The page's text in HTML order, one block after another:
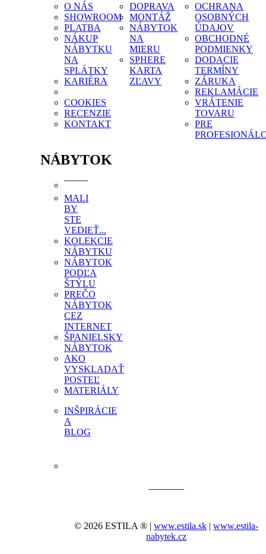
O NÁS
SHOWROOM
PLATBA
NÁKUP
NÁBYTKU
NA
SPLÁTKY
KARIÉRA
COOKIES
RECENZIE
KONTAKT
DOPRAVA
MONTÁŽ
NÁBYTOK
NA
MIERU
SPHERE
KARTA
ZĽAVY
OCHRANA
OSOBNÝCH
ÚDAJOV
OBCHODNÉ
PODMIENKY
DODACIE
TERMÍNY
ZÁRUKA
REKLAMÁCIE
VRÁTENIE
TOVARU
PRE
NÁBYTOK
MALI
BY
STE
VEDIEŤ...
KOLEKCIE
NÁBYTKU
NÁBYTOK
PODĽA
ŠTÝLU
PREČO
NÁBYTOK
CEZ
INTERNET
ŠPANIELSKY
NÁBYTOK
AKO
VYSKLADAŤ
POSTEĽ
MATERIÁLY
INŠPIRÁCIE
A
BLOG
© 2026 ESTILA ® |www.estila.sk |www.estila-
nabytek.cz